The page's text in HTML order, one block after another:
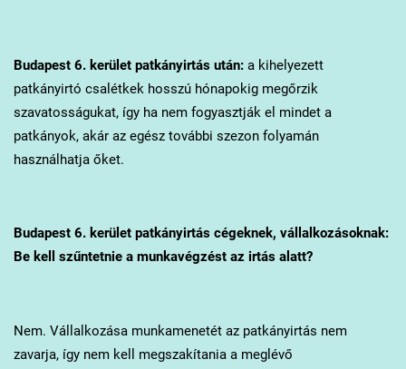
Budapest 6. kerületpatkányirtás után:a kihelyezett
patkányirtó csalétkek hosszú hónapokig megőrzik
szavatosságukat, így ha nem fogyasztják el mindet a
patkányok, akár az egész további szezon folyamán
használhatja őket.
Budapest 6. kerületpatkányirtás cégeknek, vállalkozásoknak:
Be kell szűntetnie a munkavégzést az irtás alatt?
Nem. Vállalkozása munkamenetét az patkányirtás nem
zavarja, így nem kell megszakítania a meglévő